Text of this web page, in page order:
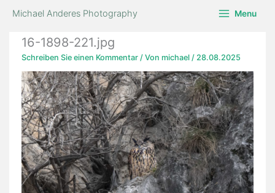
Inhalt
Michael Anderes Photography Menu
16-1898-221.jpg
Schreiben Sie einen Kommentar / Von michael / 28.08.2025